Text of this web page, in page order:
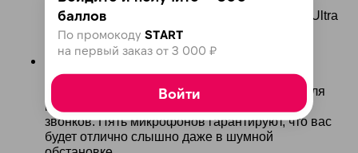
пикселей и записывать видео в формате 3K Ultra
HD при 30 кадрах в секунду. Делитесь своим
уникальным видением мира мгновенно.
Кристально чистый звук -
технологией открытого уха обеспечивают
насыщенное звучание с глубокими басами для
музыки и чёткую передачу голоса во время
звонков. Пять микрофонов гарантируют, что вас
будет отлично слышно даже в шумной
баллов
По промокоду START
на первый заказ от 3 000 ₽
Войти